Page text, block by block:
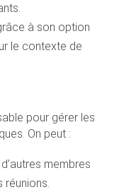
à son option
le contexte de
pour gérer les
On peut :
membres
réunions.